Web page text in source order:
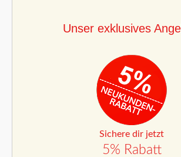
Unser exklusives
Sichere dir jetzt
5% Rabatt